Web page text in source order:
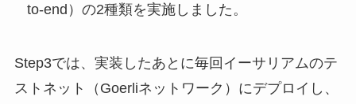
to-end）の2種類を実施しました。
Step3では、実装したあとに毎回イーサリアムのテ
ストネット（Goerliネットワーク）にデプロイし、